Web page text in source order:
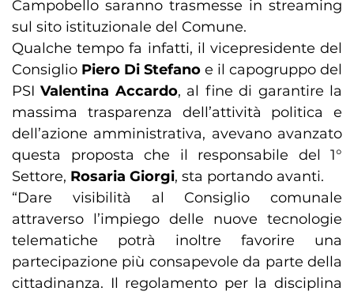
Campobello saranno trasmesse in streaming
sul sito istituzionale del Comune.
Qualche tempo fa infatti, il vicepresidente del
Consiglio Piero Di Stefano e il capogruppo del
PSIValentina Accardo, al fine di garantire la
massima trasparenza dell’attività politica e
dell’azione amministrativa, avevano avanzato
questa proposta che il responsabile del 1°
Settore, Rosaria Giorgi, sta portando avanti.
“Dare visibilità al Consiglio comunale
attraverso l’impiego delle nuove tecnologie
telematiche potrà inoltre favorire una
partecipazione più consapevole da parte della
cittadinanza. Il regolamento per la disciplina